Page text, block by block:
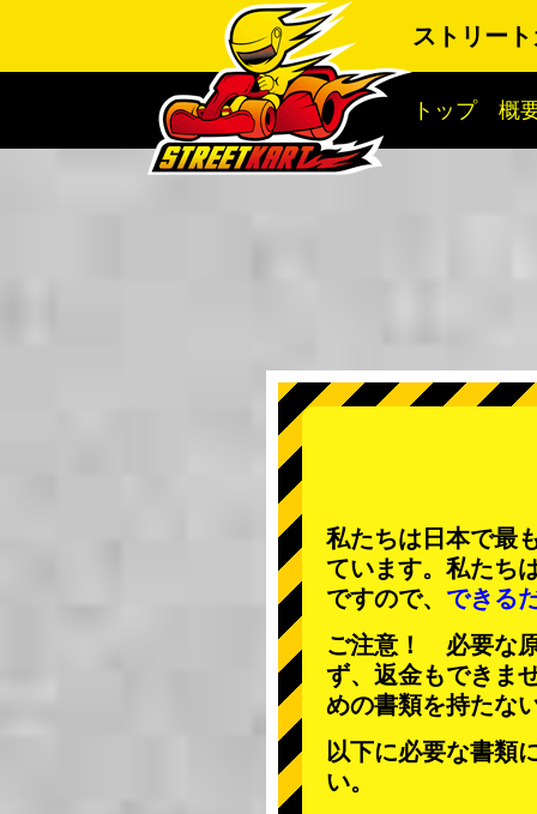
ストリー
トップ 概
私たちは日本で最
ています。私たち
ですので、 できる
ご注意！ 必要な
ず、返金もできま
めの書類を持たな
以下に必要な書類
い。